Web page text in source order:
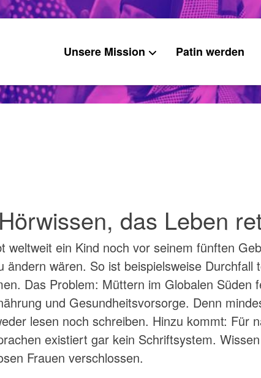
Unsere Mission Patin werden
das Leben
weltweit ein Kind noch vor seinem fünften
ändern wären. So ist beispielsweise Durchfall
Das Problem: Müttern im Globalen Süden
und Gesundheitsvorsorge. Denn
lesen noch schreiben. Hinzu kommt: Für
existiert gar kein Schriftsystem.
Frauen verschlossen.